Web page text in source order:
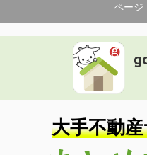
専有面積
間取り
福島県郡山市富田西３丁目
価 格
福
専有面積
間取り
ページ
大手不動